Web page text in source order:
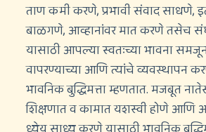
ताण कमी करणे, प्रभावी संवाद साधणे,
बाळगणे, आव्हानांवर मात करणे तसेच
यासाठी आपल्या स्वतःच्या भावना
वापरण्याच्या आणि त्यांचे व्यवस्थापन
भावनिक बुद्धिमत्ता म्हणतात. मजबूत
शिक्षणात व कामात यशस्वी होणे